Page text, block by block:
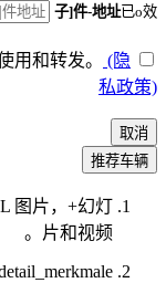
子]件-地址已o效。
用和转发。
(隐
私政策)
取消
推荐车辆
图片，+幻灯
片和视频。